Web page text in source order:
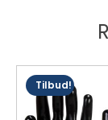
Tilbud!
Dette
produktet
har